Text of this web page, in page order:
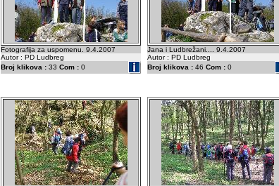
Fotografija za uspomenu. 9.4.2007
Autor : PD Ludbreg
Broj klikova : 33 Com : 0
Jana i Ludbrežani.... 9.4.2007
Autor : PD Ludbreg
Broj klikova : 46 Com : 0